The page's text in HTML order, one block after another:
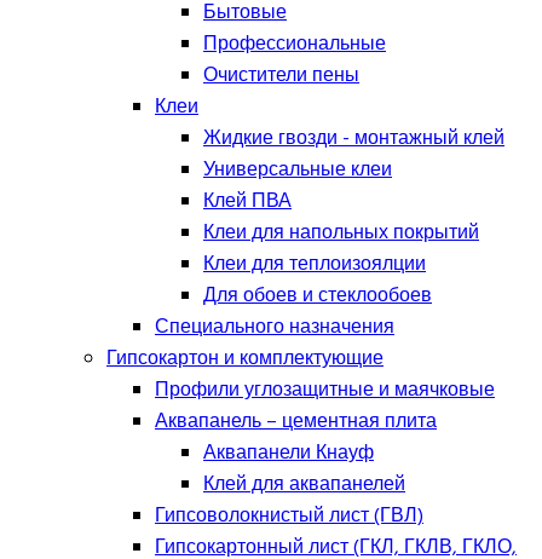
Бытовые
Профессиональные
Очистители пены
Клеи
Жидкие гвозди - монтажный клей
Универсальные клеи
Клей ПВА
Клеи для напольных покрытий
Клеи для теплоизоялции
Для обоев и стеклообоев
Специального назначения
Гипсокартон и комплектующие
Профили углозащитные и маячковые
Аквапанель – цементная плита
Аквапанели Кнауф
Клей для аквапанелей
Гипсоволокнистый лист (ГВЛ)
Гипсокартонный лист (ГКЛ, ГКЛВ, ГКЛО,